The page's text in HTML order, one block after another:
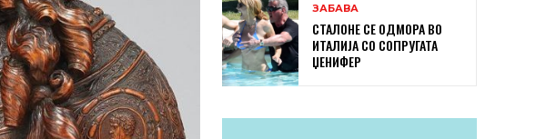
ЗАБАВА
СТАЛОНЕ СЕ ОДМОРА ВО
ИТАЛИЈА СО СОПРУГАТА
ЏЕНИФЕР